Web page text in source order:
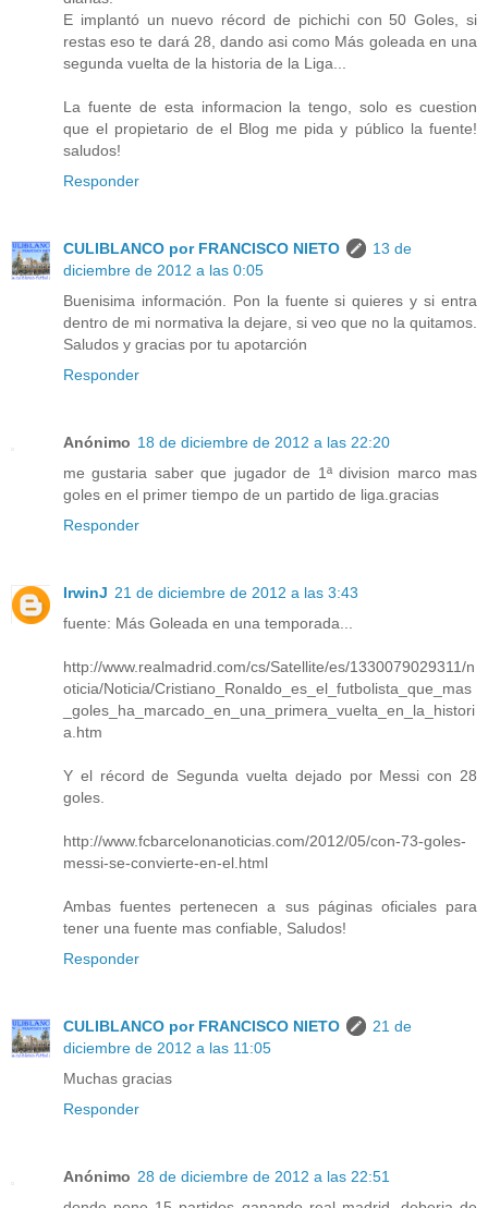
E implantó un nuevo récord de pichichi con 50 Goles, si
restas eso te dará 28, dando asi como Más goleada en una
segunda vuelta de la historia de la Liga...
La fuente de esta informacion la tengo, solo es cuestion
que el propietario de el Blog me pida y público la fuente!
saludos!
Responder
CULIBLANCO por FRANCISCO NIETO
13 de
diciembre de 2012 a las 0:05
Buenisima información. Pon la fuente si quieres y si entra
dentro de mi normativa la dejare, si veo que no la quitamos.
Saludos y gracias por tu apotarción
Responder
Anónimo 18 de diciembre de 2012 a las 22:20
me gustaria saber que jugador de 1ª division marco mas
goles en el primer tiempo de un partido de liga.gracias
Responder
IrwinJ 21 de diciembre de 2012 a las 3:43
fuente: Más Goleada en una temporada...
http://www.realmadrid.com/cs/Satellite/es/1330079029311/n
oticia/Noticia/Cristiano_Ronaldo_es_el_futbolista_que_mas
_goles_ha_marcado_en_una_primera_vuelta_en_la_histori
a.htm
Y el récord de Segunda vuelta dejado por Messi con 28
goles.
http://www.fcbarcelonanoticias.com/2012/05/con-73-goles-
messi-se-convierte-en-el.html
Ambas fuentes pertenecen a sus páginas oficiales para
tener una fuente mas confiable, Saludos!
Responder
CULIBLANCO por FRANCISCO NIETO
21 de
diciembre de 2012 a las 11:05
Muchas gracias
Responder
Anónimo 28 de diciembre de 2012 a las 22:51